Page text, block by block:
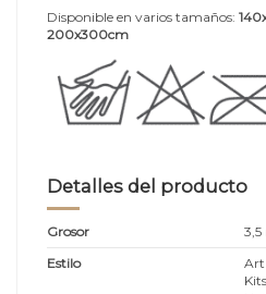
Disponible en varios tamaños:
200x300cm
Detalles del producto
Grosor
Estilo
Art